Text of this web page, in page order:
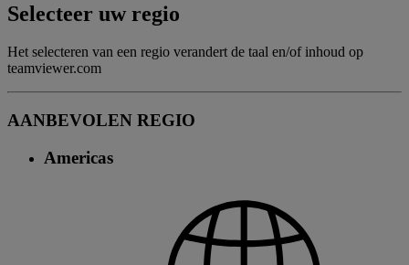
Selecteer uw regio
Het selecteren van een regio verandert de taal en/of inhoud op
teamviewer.com
AANBEVOLEN REGIO
Americas